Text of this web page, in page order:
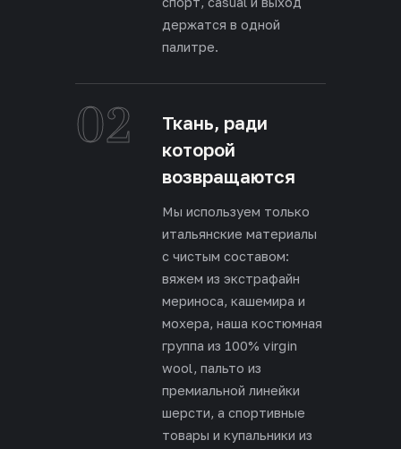
держатся в одной
палитре.
02
Ткань, ради
которой
возвращаются
Мы используем только
итальянские материалы
с чистым составом:
вяжем из экстрафайн
мериноса, кашемира и
мохера, наша костюмная
группа из 100% virgin
wool, пальто из
премиальной линейки
шерсти, а спортивные
товары и купальники из